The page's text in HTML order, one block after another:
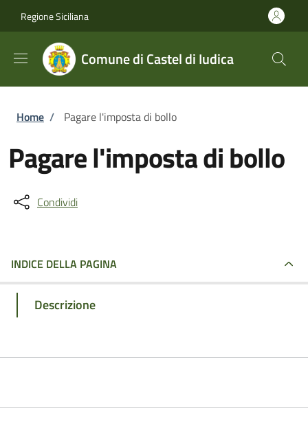
Regione Siciliana
Comune di Castel di Iudica
Briciole di pane
Home / Pagare l'imposta di bollo
Pagare l'imposta di bollo
Condividi
INDICE DELLA PAGINA
Descrizione